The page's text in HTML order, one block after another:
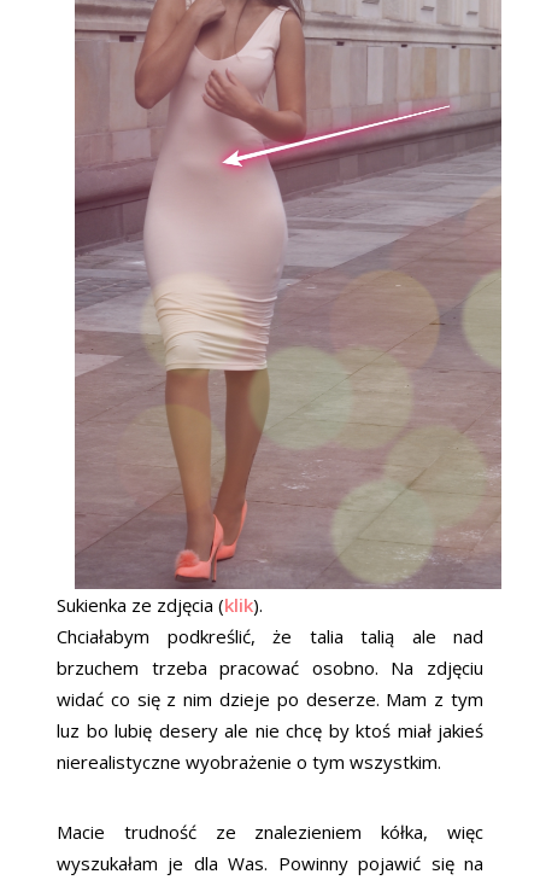
Sukienka ze zdjęcia (klik).
Chciałabym podkreślić, że talia talią ale nad
brzuchem trzeba pracować osobno. Na zdjęciu
widać co się z nim dzieje po deserze. Mam z tym
luz bo lubię desery ale nie chcę by ktoś miał jakieś
nierealistyczne wyobrażenie o tym wszystkim.
Macie trudność ze znalezieniem kółka, więc
wyszukałam je dla Was. Powinny pojawić się na